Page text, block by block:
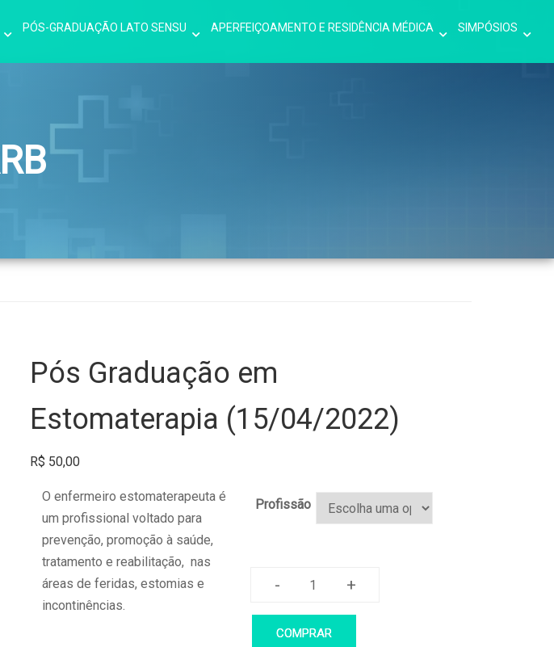
PÓS-GRADUAÇÃO LATO SENSU APERFEIÇOAMENTO E RESIDÊNCIA MÉDICA SIMPÓSIOS
Pós Graduação em
Estomaterapia (15/04/2022)
R$ 50,00
O enfermeiro estomaterapeuta é
um profissional voltado para
prevenção, promoção à saúde,
tratamento e reabilitação, nas
áreas de feridas, estomias e
incontinências.
Profissão
-
Pós
Graduação
em
+
COMPRAR